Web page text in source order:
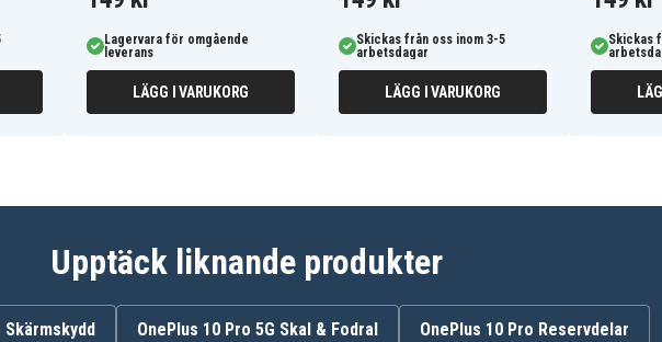
Lagervara för omgående
leverans
LÄGG I VARUKORG
Skickas från oss inom 3-5
arbetsdagar
LÄGG I VARUKORG
Skickas
Upptäck liknande produkter
Skärmskydd OnePlus 10 Pro 5G Skal & Fodral OnePlus 10 Pro Reservdelar